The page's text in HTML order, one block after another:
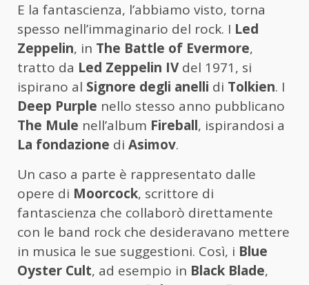
E la fantascienza, l’abbiamo visto, torna
spesso nell’immaginario del rock. I Led
Zeppelin, in The Battle of Evermore,
tratto da Led Zeppelin IVdel 1971, si
ispirano al Signore degli anelli di Tolkien. I
Deep Purple nello stesso anno pubblicano
The Mule nell’album Fireball, ispirandosi a
La fondazione di Asimov.
Un caso a parte è rappresentato dalle
opere di Moorcock, scrittore di
fantascienza che collaborò direttamente
con le band rock che desideravano mettere
in musica le sue suggestioni. Così, i Blue
Oyster Cult, ad esempio in Black Blade,